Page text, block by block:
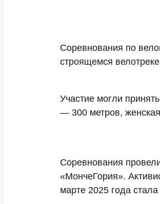
Соревнования по
строящемся
Участие могли
— 300 метров,
Соревнования
«МончеГория».
марте 2025 года